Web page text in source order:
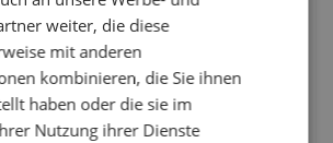
weiter, die diese
mit anderen
kombinieren, die Sie ihnen
haben oder die sie im
Nutzung ihrer Dienste